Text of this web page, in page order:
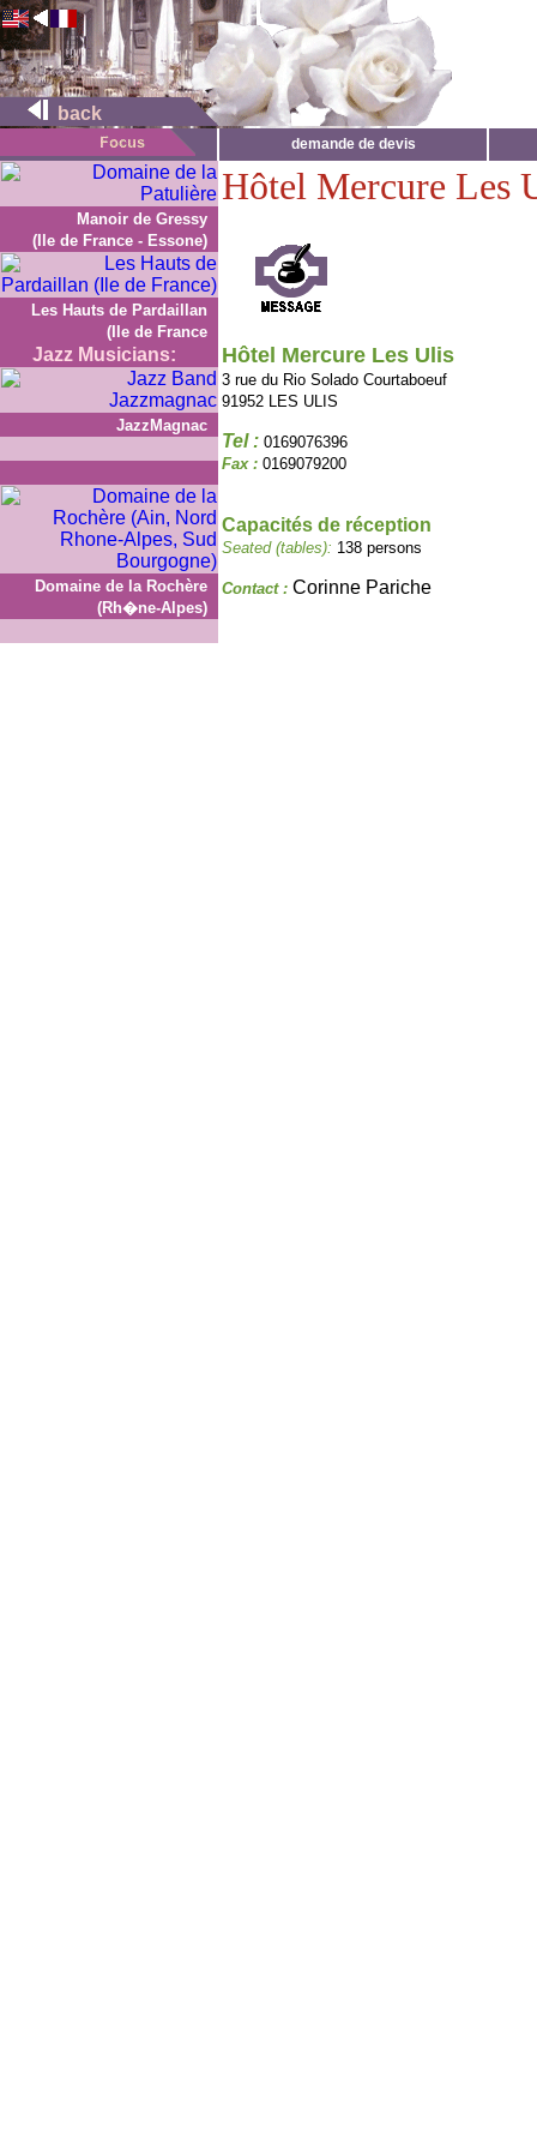
back
demande de devis
Manoir de Gressy
(Ile de France - Essone)
Les Hauts de Pardaillan
(Ile de France
Jazz Musicians:
JazzMagnac
Domaine de la Rochère
(Rh�ne-Alpes)
Hôtel Mercure Les
Hôtel Mercure Les Ulis
3 rue du Rio Solado Courtaboeuf
91952 LES ULIS
Tel : 0169076396
Fax : 0169079200
Capacités de réception
Seated (tables): 138 persons
Contact : Corinne Pariche